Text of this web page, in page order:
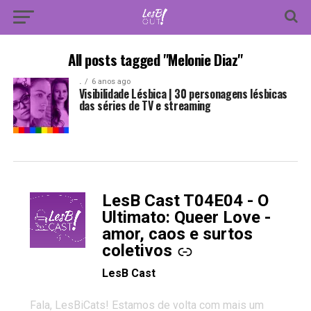
All posts tagged "Melonie Diaz"
. 6 anos ago
Visibilidade Lésbica | 30 personagens lésbicas
das séries de TV e streaming
LesB Cast T04E04 - O
Ultimato: Queer Love -
amor, caos e surtos
coletivos
-
LesB Cast
Fala, LesBiCats! Estamos de volta com mais um